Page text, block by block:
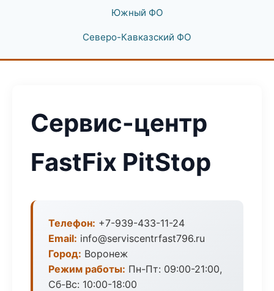
Южный ФО
Северо-Кавказский ФО
Сервис-центр
FastFix PitStop
Телефон: +7-939-433-11-24
Email: info@serviscentrfast796.ru
Город: Воронеж
Режим работы: Пн-Пт: 09:00-21:00,
Сб-Вс: 10:00-18:00